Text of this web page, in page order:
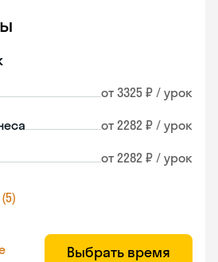
от 3325 ₽ / урок
от 2282 ₽ / урок
от 2282 ₽ / урок
Выбрать время